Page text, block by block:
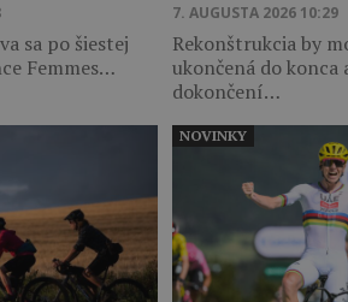
sa po šiestej
Femmes…
7. AUGUSTA 2026 10:29
Rekonštrukcia by
ukončená do konca
dokončení…
NOVINKY